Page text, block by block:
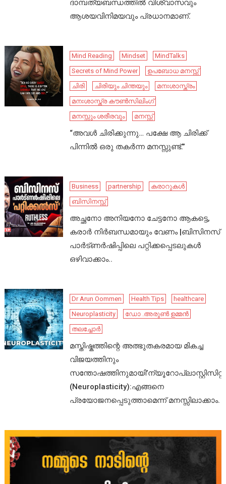
ദാമ്പത്യബന്ധത്തിൽ വിശ്വാസവും
ആശയവിനിമയവും പ്രധാനമാണ്.
Mind Reading Mindset
MindTalks
Secrets of Mind Power
ഉപബോധ മനസ്സ്
ചിരി
ചിരിയും ചിന്തയും
മനഃശാസ്ത്രം
മനഃശാസ്ത്ര കൗൺസിലിംഗ്
മനസ്സും ശരീരവും
മനസ്സ്
“അവൾ ചിരിക്കുന്നു… പക്ഷേ ആ ചിരിക്ക്
പിന്നിൽ ഒരു തകർന്ന മനസ്സുണ്ട്.”
Business partnership
കരാറുകൾ
ബിസിനസ്സ്
അച്ഛനോ അനിയനോ ചേട്ടനോ ആകട്ടെ,
കരാർ നിർബന്ധമായും വേണം |ബിസിനസ്
പാർട്ണർഷിപ്പിലെ പറ്റിക്കപ്പെടലുകൾ
ഒഴിവാക്കാം..
Dr Arun Oommen Health Tips
healthcare
Neuroplasticity
ഡോ .അരുൺ ഉമ്മൻ
തലച്ചോർ
മസ്തിഷ്കത്തിന്റെ അത്ഭുതകരമായ മികച്ച
വിജയത്തിനും
സന്തോഷത്തിനുമായി’ന്യൂറോപ്ലാസ്റ്റിസിറ്റി’
(Neuroplasticity):എങ്ങനെ
പ്രയോജനപ്പെടുത്താമെന്ന് മനസ്സിലാക്കാം.